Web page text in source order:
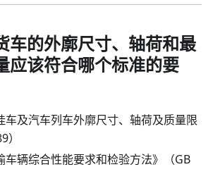
车的外廓尺寸、轴荷和最
应该符合哪个标准的要
车及汽车列车外廓尺寸、轴荷及质量限
车辆综合性能要求和检验方法》（GB